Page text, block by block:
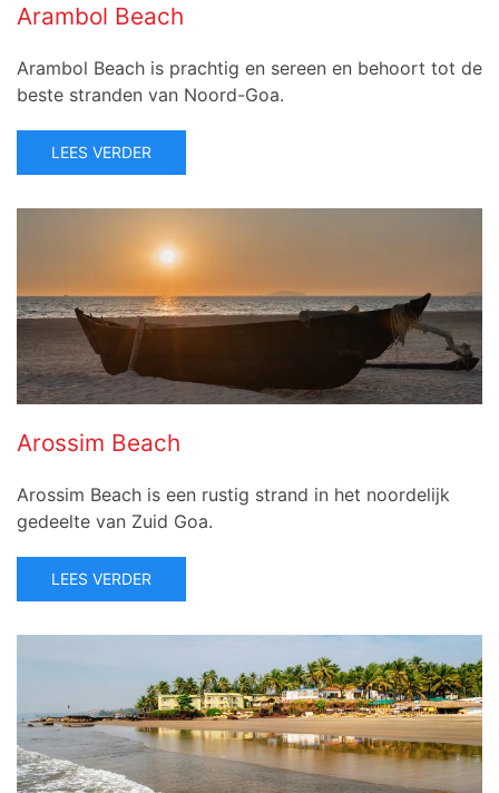
Arambol Beach
Arambol Beach is prachtig en sereen en behoort tot de
beste stranden van Noord-Goa.
LEES VERDER
Arossim Beach
Arossim Beach is een rustig strand in het noordelijk
gedeelte van Zuid Goa.
LEES VERDER